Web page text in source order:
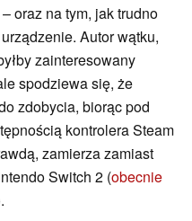
oraz na tym, jak trudno
Autor wątku,
zainteresowany
spodziewa się, że
zdobycia, biorąc pod
kontrolera Steam
zamierza zamiast
Switch 2 (obecnie